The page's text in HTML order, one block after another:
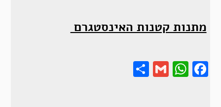
מתנות קטנות האינסטגרם
Gmail
Share